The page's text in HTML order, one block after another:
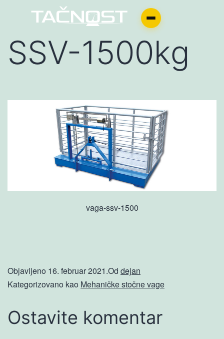
SSV-1500kg
vaga-ssv-1500
Objavljeno 16. februar 2021.Od dejan
Kategorizovano kao Mehaničke stočne vage
Ostavite komentar